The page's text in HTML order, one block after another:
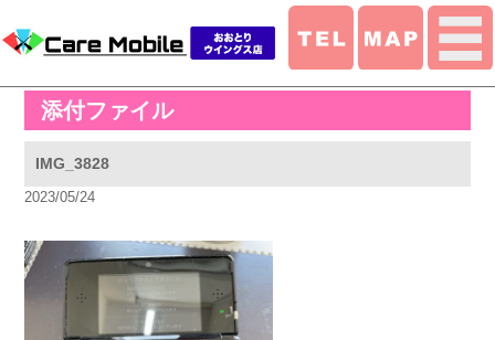
添付ファイル
IMG_3828
2023/05/24